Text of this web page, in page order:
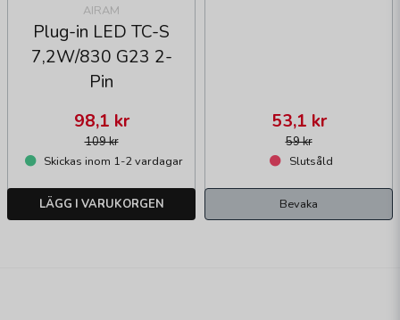
AIRAM
Plug-in LED TC-S
7,2W/830 G23 2-
Pin
109 kr
98,1 kr
Skickas inom 1-2 vardagar
LÄGG I VARUKORGEN
59 kr
53,1 kr
Slutsåld
Bevaka